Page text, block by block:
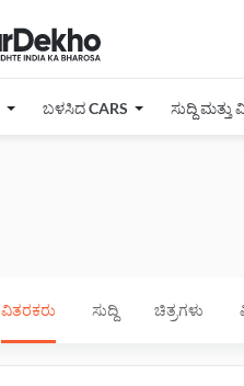
ಬಳಸಿದ CARS ಸುದ್ದಿ
ವಿತರಕರು ಸುದ್ದಿ ಚಿತ್ರಗಳು